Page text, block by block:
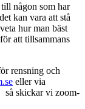
någon som har
kan vara att stå
hur man bäst
att tillsammans
rensning och
eller via
så skickar vi zoom-